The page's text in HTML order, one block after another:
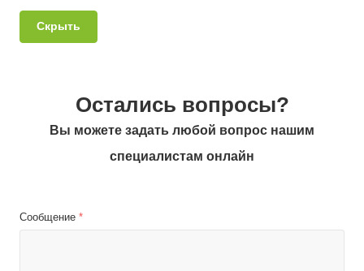
Скрыть
Остались вопросы?
Вы можете задать любой вопрос нашим
специалистам онлайн
Сообщение *